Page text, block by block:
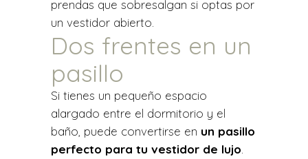
prendas que sobresalgan si optas por
un vestidor abierto.
Dos frentes en un
pasillo
Si tienes un pequeño espacio
alargado entre el dormitorio y el
baño, puede convertirse en un pasillo
perfecto para tu vestidor de lujo